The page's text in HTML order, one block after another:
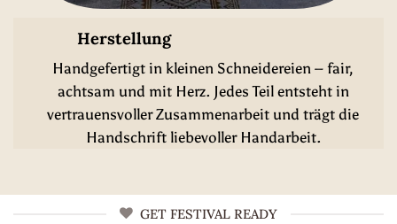
Herstellung
Handgefertigt in kleinen Schneidereien – fair,
achtsam und mit Herz. Jedes Teil entsteht in
vertrauensvoller Zusammenarbeit und trägt die
Handschrift liebevoller Handarbeit.
GET FESTIVAL READY